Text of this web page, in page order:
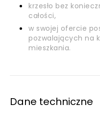
krzesło bez
całości,
w swojej ofercie
pozwalających na
mieszkania.
Dane techniczne